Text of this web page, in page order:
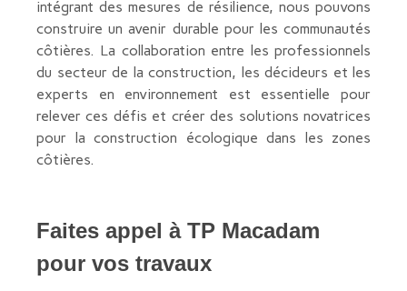
intégrant des mesures de résilience, nous pouvons
construire un avenir durable pour les communautés
côtières. La collaboration entre les professionnels
du secteur de la construction, les décideurs et les
experts en environnement est essentielle pour
relever ces défis et créer des solutions novatrices
pour la construction écologique dans les zones
côtières.
Faites appel à TP Macadam
pour vos travaux